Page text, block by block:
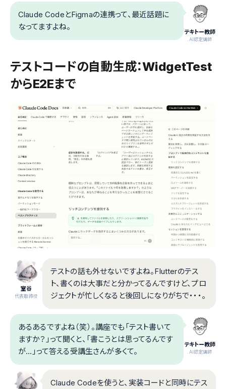
テキトー教師
.AI認定講師
Claude CodeとFigmaの連携って、最近話題に
なってますよね。
テストコードの自動生成：WidgetTest
からE2Eまで
室谷
代表取締役
テストの話も外せないですよね。Flutterのテス
ト、書くのは大事だと分かってるんですけど、プロ
ジェクトが忙しくなると後回しになりがちで・・・。
テキトー教師
.AI認定講師
あるあるですよね（笑）。講座でも「テスト書いて
ますか？」って聞くと、「書こうとは思ってるんです
が...」って答える受講生さんが多くて。
Claude Codeを使うと、実装コードと同時にテス